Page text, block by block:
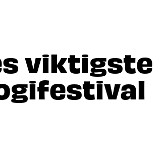
viktigste